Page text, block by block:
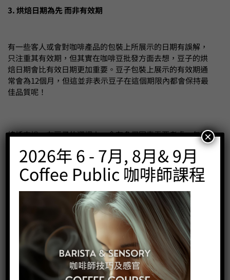
3. 烘焙日期為先 而非有效期
有一些客人或會對咖啡產品的包裝上所展示的日期有誤解，
只注重其有效期，但其實在咖啡豆批發方面去想，豆子的烘
焙日期會比有效日期更加重要。豆子包裝上展示的有效期通
常會為12個月，但這並非表示豆子在這個期限內都會保持最
佳品質呢！
總括來說，在豆子的選擇上，會有多個因素需要考慮，包括
產地資訊、烘焙日期、包裝模式、處理方法，以及成品風味
偏好等，我們Coffee Public在香港咖啡批發方面提供豐富選
擇，加上咖啡豆批發價相宜，對於不同的食肆、零售商，還
有不同類型的機構、團體等，都可在符合預算下，找得其目
標產品。而當然，正確的沖煮咖啡之方法也相當重要，這會
影響到客人的目標顧客在享用咖啡方面的真正體驗。因此，
尋找可信賴的香港咖啡批發公司是十分重要的，我們Coffee
Public在這方面可提供充足的資料及建議，可讓客戶知道豆
子的不同產地及處理方式，選出其目標口味的一種，滿足他
們的顧客之需要。
2026年 6 - 7月, 8月& 9月
Coffee Public 咖啡師課程
×